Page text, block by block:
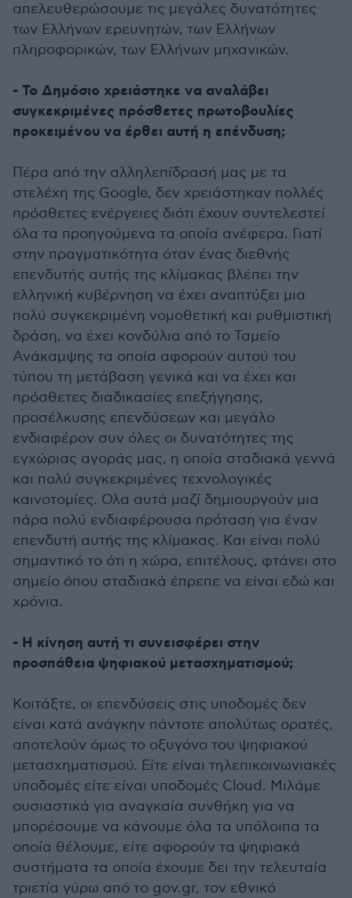
απελευθερώσουμε τις μεγάλες δυνατότητες
των Ελλήνων ερευνητών, των Ελλήνων
πληροφορικών, των Ελλήνων μηχανικών.
- Το Δημόσιο χρειάστηκε να αναλάβει
συγκεκριμένες πρόσθετες πρωτοβουλίες
προκειμένου να έρθει αυτή η επένδυση;
Πέρα από την αλληλεπίδρασή μας με τα
στελέχη της Google, δεν χρειάστηκαν πολλές
πρόσθετες ενέργειες διότι έχουν συντελεστεί
όλα τα προηγούμενα τα οποία ανέφερα. Γιατί
στην πραγματικότητα όταν ένας διεθνής
επενδυτής αυτής της κλίμακας βλέπει την
ελληνική κυβέρνηση να έχει αναπτύξει μια
πολύ συγκεκριμένη νομοθετική και ρυθμιστική
δράση, να έχει κονδύλια από το Ταμείο
Ανάκαμψης τα οποία αφορούν αυτού του
τύπου τη μετάβαση γενικά και να έχει και
πρόσθετες διαδικασίες επεξήγησης,
προσέλκυσης επενδύσεων και μεγάλο
ενδιαφέρον συν όλες οι δυνατότητες της
εγχώριας αγοράς μας, η οποία σταδιακά γεννά
και πολύ συγκεκριμένες τεχνολογικές
καινοτομίες. Ολα αυτά μαζί δημιουργούν μια
πάρα πολύ ενδιαφέρουσα πρόταση για έναν
επενδυτή αυτής της κλίμακας. Και είναι πολύ
σημαντικό το ότι η χώρα, επιτέλους, φτάνει στο
σημείο όπου σταδιακά έπρεπε να είναι εδώ και
χρόνια.
- Η κίνηση αυτή τι συνεισφέρει στην
προσπάθεια ψηφιακού μετασχηματισμού;
Κοιτάξτε, οι επενδύσεις στις υποδομές δεν
είναι κατά ανάγκην πάντοτε απολύτως ορατές,
αποτελούν όμως το οξυγόνο του ψηφιακού
μετασχηματισμού. Είτε είναι τηλεπικοινωνιακές
υποδομές είτε είναι υποδομές Cloud. Μιλάμε
ουσιαστικά για αναγκαία συνθήκη για να
μπορέσουμε να κάνουμε όλα τα υπόλοιπα τα
οποία θέλουμε, είτε αφορούν τα ψηφιακά
συστήματα τα οποία έχουμε δει την τελευταία
τριετία γύρω από το gov.gr, τον εθνικό